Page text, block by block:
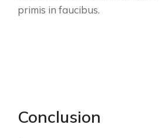
primis in faucibus.
Conclusion